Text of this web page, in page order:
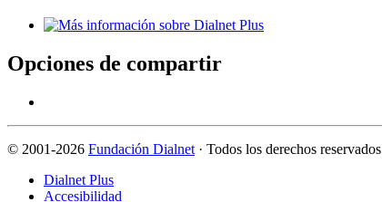
Opciones de compartir
© 2001-2026 Fundación Dialnet · Todos los derechos reservados
Dialnet Plus
Accesibilidad